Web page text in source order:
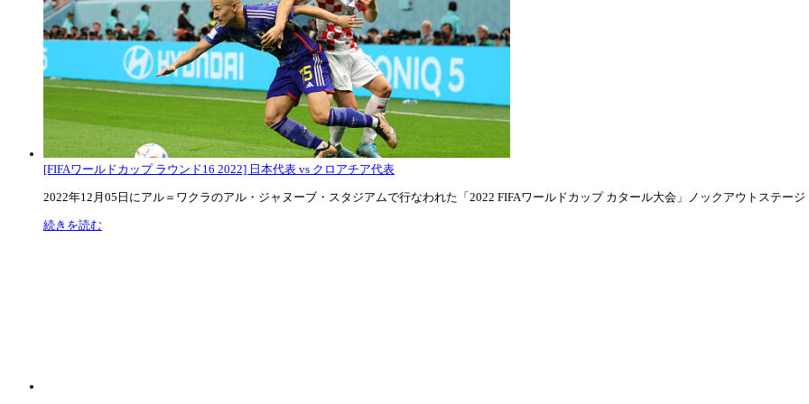
[FIFAワールドカップ ラウンド16 2022] 日本代表 vs クロアチア代表
2022年12月05日にアル＝ワクラのアル・ジャヌーブ・スタジアムで行なわれた「2022 FIFAワールドカップ カタール大会」ノックアウトステージ
続きを読む